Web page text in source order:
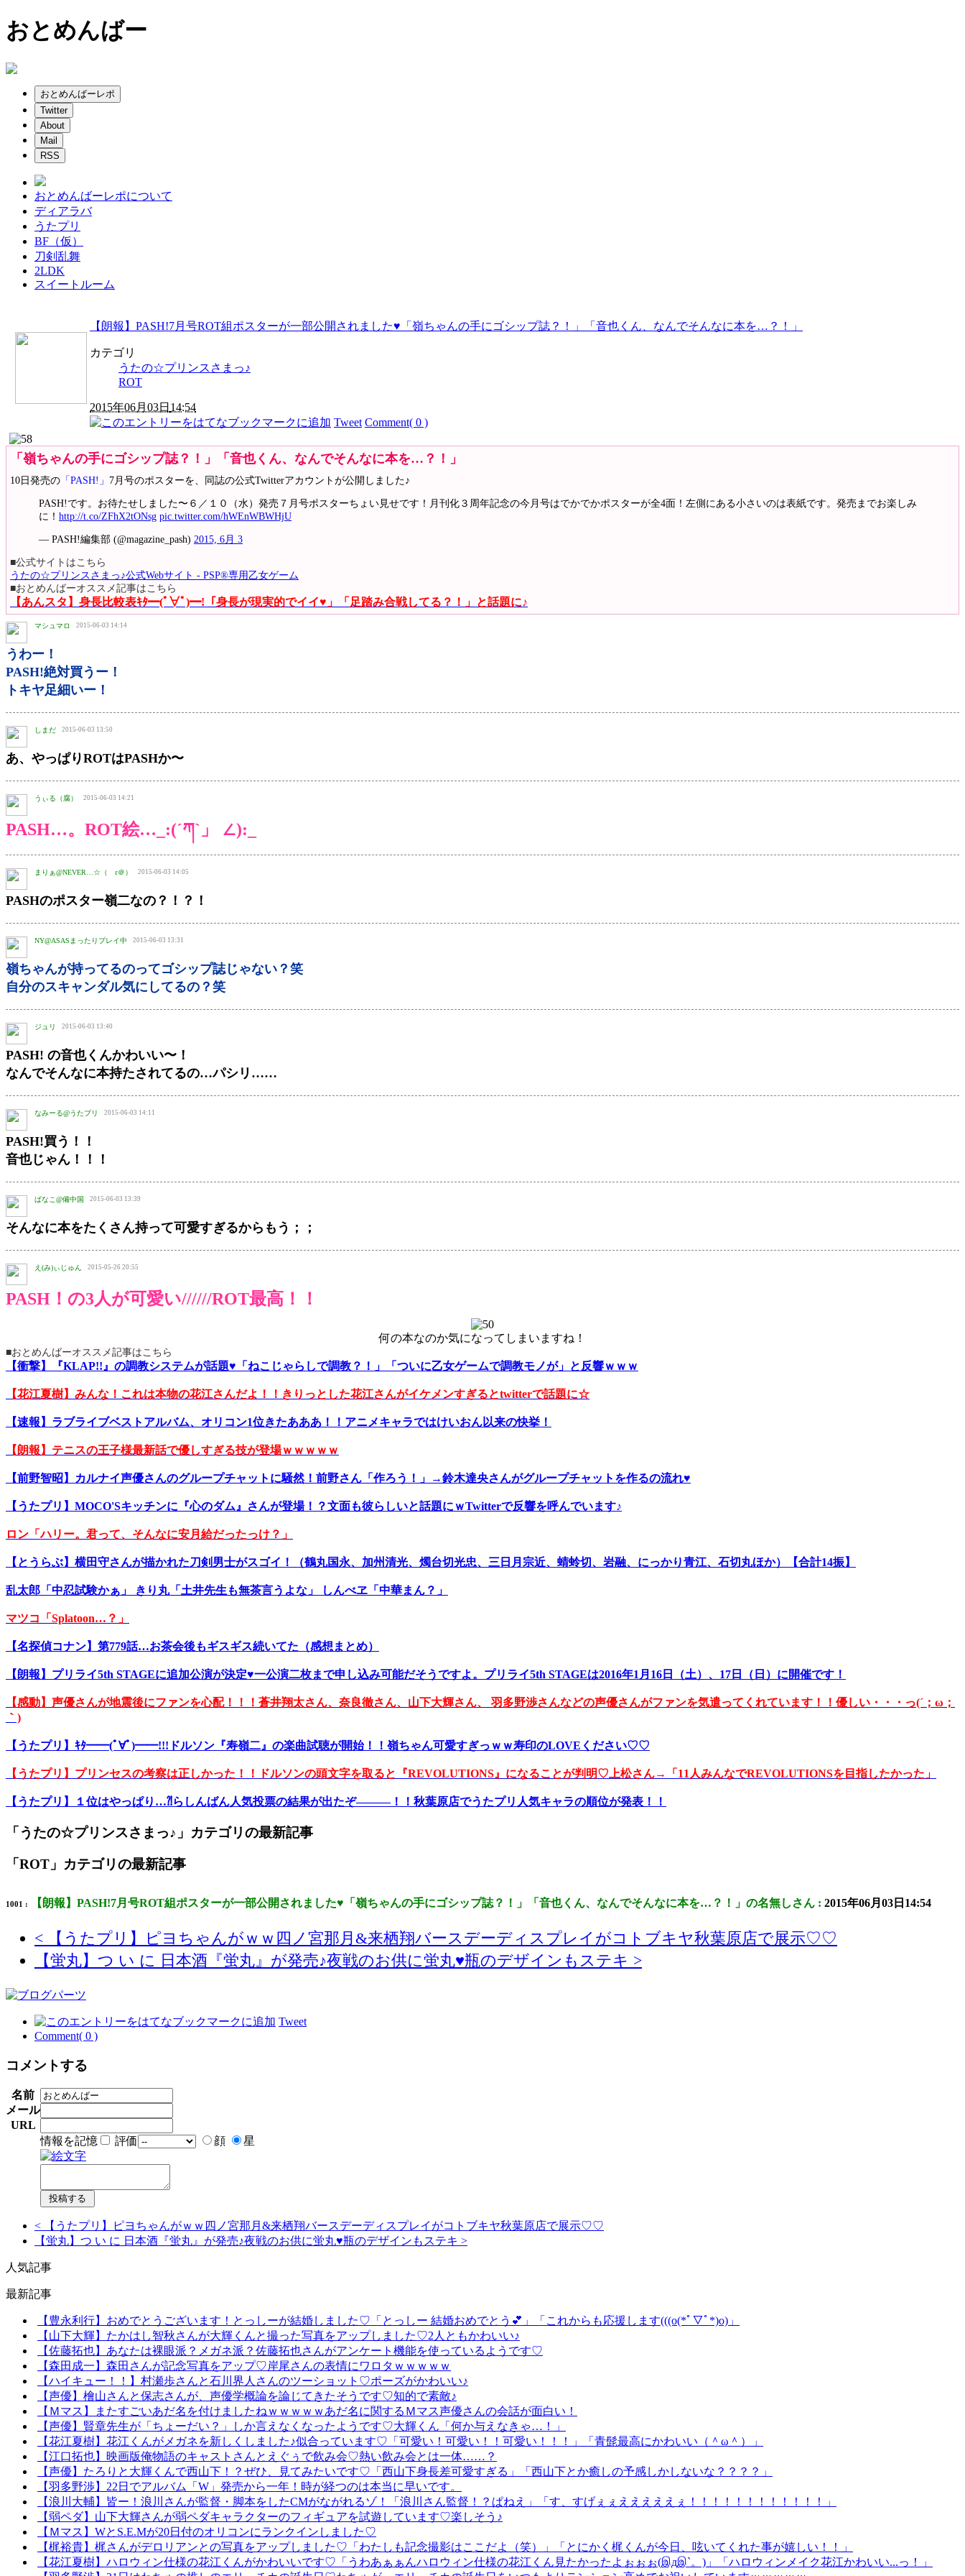
おとめんばー
おとめんばーレポ
Twitter
About
Mail
RSS
おとめんばーレポについて
ディアラバ
うたプリ
BF（仮）
刀剣乱舞
2LDK
スイートルーム
【朗報】PASH!7月号ROT組ポスターが一部公開されました♥「嶺ちゃんの手にゴシップ誌？！」「音也くん、なんでそんなに本を…？！」
カテゴリ
うたの☆プリンスさまっ♪
ROT
2015年06月03日 14:54
Tweet Comment( 0 )
「嶺ちゃんの手にゴシップ誌？！」「音也くん、なんでそんなに本を…？！」
10日発売の 「PASH!」 7月号のポスターを、同誌の公式Twitterアカウントが公開しました♪
PASH!です。お待たせしました〜６／１０（水）発売７月号ポスターちょい見せです！月刊化３周年記念の今月号はでかでかポスターが全4面！左側にある小さいのは表紙です。発売までお楽しみ
に！ http://t.co/ZFhX2tONsg pic.twitter.com/hWEnWBWHjU
— PASH!編集部 (@magazine_pash) 2015, 6月 3
■公式サイトはこちら
うたの☆プリンスさまっ♪公式Webサイト - PSP®専用乙女ゲーム
■おとめんばーオススメ記事はこちら
【あんスタ】身長比較表ｷﾀ━(ﾟ∀ﾟ)━!「身長が現実的でイイ♥」「足踏み合戦してる？！」と話題に♪
マシュマロ 2015-06-03 14:14
うわー！
PASH!絶対買うー！
トキヤ足細いー！
しまだ 2015-06-03 13:50
あ、やっぱりROTはPASHか〜
うぃる（腐） 2015-06-03 14:21
PASH…。ROT絵…_:(´ཀ`」 ∠):_
まりぁ@NEVER…☆（ゝε＠） 2015-06-03 14:05
PASHのポスター嶺二なの？！？！
NY@ASASまったりプレイ中 2015-06-03 13:31
嶺ちゃんが持ってるのってゴシップ誌じゃない？笑
自分のスキャンダル気にしてるの？笑
ジュリ 2015-06-03 13:40
PASH! の音也くんかわいい〜！
なんでそんなに本持たされてるの…パシリ……
なみーる@うたプリ 2015-06-03 14:11
PASH!買う！！
音也じゃん！！！
ばなこ@備中国 2015-06-03 13:39
そんなに本をたくさん持って可愛すぎるからもう；；
え(み)ぃじゅん 2015-05-26 20:55
PASH！の3人が可愛い//////ROT最高！！
何の本なのか気になってしまいますね！
■おとめんばーオススメ記事はこちら
【衝撃】『KLAP!!』の調教システムが話題♥「ねこじゃらしで調教？！」「ついに乙女ゲームで調教モノが」と反響ｗｗｗ
【花江夏樹】みんな！これは本物の花江さんだよ！！きりっとした花江さんがイケメンすぎるとtwitterで話題に☆
【速報】ラブライブベストアルバム、オリコン1位きたあああ！！アニメキャラではけいおん以来の快挙！
【朗報】テニスの王子様最新話で優しすぎる技が登場ｗｗｗｗｗ
【前野智昭】カルナイ声優さんのグループチャットに騒然！前野さん「作ろう！」→鈴木達央さんがグループチャットを作るの流れ♥
【うたプリ】MOCO'Sキッチンに『心のダム』さんが登場！？文面も彼らしいと話題にｗTwitterで反響を呼んでいます♪
ロン「ハリー。君って、そんなに安月給だったっけ？」
【とうらぶ】横田守さんが描かれた刀剣男士がスゴイ！（鶴丸国永、加州清光、燭台切光忠、三日月宗近、蜻蛉切、岩融、にっかり青江、石切丸ほか）【合計14振】
乱太郎「中忍試験かぁ」 きり丸「土井先生も無茶言うよな」 しんべヱ「中華まん？」
マツコ「Splatoon…？」
【名探偵コナン】第779話…お茶会後もギスギス続いてた（感想まとめ）
【朗報】プリライ5th STAGEに追加公演が決定♥一公演二枚まで申し込み可能だそうですよ。プリライ5th STAGEは2016年1月16日（土）、17日（日）に開催です！
【感動】声優さんが地震後にファンを心配！！！蒼井翔太さん、奈良徹さん、山下大輝さん、 羽多野渉さんなどの声優さんがファンを気遣ってくれています！！優しい・・・っ(´；ω；
｀)
【うたプリ】ｷﾀ━━(ﾟ∀ﾟ)━━!!!ドルソン『寿嶺二』の楽曲試聴が開始！！嶺ちゃん可愛すぎっｗｗ寿印のLOVEください♡♡
【うたプリ】プリンセスの考察は正しかった！！ドルソンの頭文字を取ると『REVOLUTIONS』になることが判明♡上松さん→「11人みんなでREVOLUTIONSを目指したかった」
【うたプリ】１位はやっぱり…⁈らしんばん人気投票の結果が出たぞ―――！！秋葉原店でうたプリ人気キャラの順位が発表！！
「うたの☆プリンスさまっ♪」カテゴリの最新記事
「ROT」カテゴリの最新記事
1001 : 【朗報】PASH!7月号ROT組ポスターが一部公開されました♥「嶺ちゃんの手にゴシップ誌？！」「音也くん、なんでそんなに本を…？！」の名無しさん : 2015年06月03日14:54
< 【うたプリ】ピヨちゃんがｗｗ四ノ宮那月&来栖翔バースデーディスプレイがコトブキヤ秋葉原店で展示♡♡
【蛍丸】つ い に 日本酒『蛍丸』が発売♪夜戦のお供に蛍丸♥瓶のデザインもステキ >
Tweet
Comment( 0 )
コメントする
名前
メール
URL
情報を記憶
評価 顔 星
< 【うたプリ】ピヨちゃんがｗｗ四ノ宮那月&来栖翔バースデーディスプレイがコトブキヤ秋葉原店で展示♡♡
【蛍丸】つ い に 日本酒『蛍丸』が発売♪夜戦のお供に蛍丸♥瓶のデザインもステキ >
人気記事
最新記事
【豊永利行】おめでとうございます！とっしーが結婚しました♡「とっしー 結婚おめでとう💕」「これからも応援します(((o(*ﾟ▽ﾟ*)o)」
【山下大輝】たかはし智秋さんが大輝くんと撮った写真をアップしました♡2人ともかわいい♪
【佐藤拓也】あなたは裸眼派？メガネ派？佐藤拓也さんがアンケート機能を使っているようです♡
【森田成一】森田さんが記念写真をアップ♡岸尾さんの表情にワロタｗｗｗｗｗ
【ハイキュー！！】村瀬歩さんと石川界人さんのツーショット♡ポーズがかわいい♪
【声優】檜山さんと保志さんが、声優学概論を論じてきたそうです♡知的で素敵♪
【Ｍマス】またすごいあだ名を付けましたねｗｗｗｗｗあだ名に関するＭマス声優さんの会話が面白い！
【声優】賢章先生が「ちょーだい？」しか言えなくなったようです♡大輝くん「何か与えなきゃ…！」
【花江夏樹】花江くんがメガネを新しくしました♪似合っています♡「可愛い！可愛い！！可愛い！！！」「青髭最高にかわいい（＾ω＾）」
【江口拓也】映画版俺物語のキャストさんとえぐぅで飲み会♡熱い飲み会とは一体……？
【声優】たろりと大輝くんで西山下！？ぜひ、見てみたいです♡「西山下身長差可愛すぎる」「西山下とか癒しの予感しかしないな？？？？」
【羽多野渉】22日でアルバム「W」発売から一年！時が経つのは本当に早いです。
【浪川大輔】皆ー！浪川さんが監督・脚本をしたCMがながれるゾ！「浪川さん監督！？ぱねえ」「す、すげぇぇえええええぇ！！！！！！！！！！！！」
【弱ペダ】山下大輝さんが弱ペダキャラクターのフィギュアを試遊しています♡楽しそう♪
【Ｍマス】WとS.E.Mが20日付のオリコンにランクインしました♡
【梶裕貴】梶さんがデロリアンとの写真をアップしました♡「わたしも記念撮影はここだよ（笑）」「とにかく梶くんが今日、呟いてくれた事が嬉しい！！」
【花江夏樹】ハロウィン仕様の花江くんがかわいいです♡「うわあぁぁんハロウィン仕様の花江くん見たかったよぉぉぉ(இдஇ`。)」「ハロウィンメイク花江かわいい...っ！」